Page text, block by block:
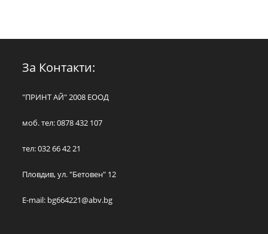
За Контакти:
"ПРИНТ АЙ" 2008 ЕООД
моб. тел: 0878 432 107
тел: 032 66 42 21
Пловдив, ул. "Бетовен" 12
E-mail: bg664221@abv.bg